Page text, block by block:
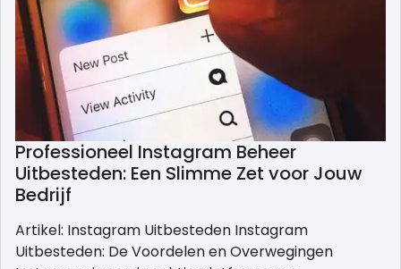
Professioneel Instagram Beheer
Uitbesteden: Een Slimme Zet voor Jouw
Bedrijf
Artikel: Instagram Uitbesteden Instagram
Uitbesteden: De Voordelen en Overwegingen